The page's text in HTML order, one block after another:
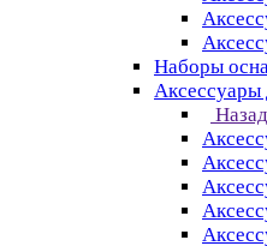
Наборы
Аксессуары
Назад